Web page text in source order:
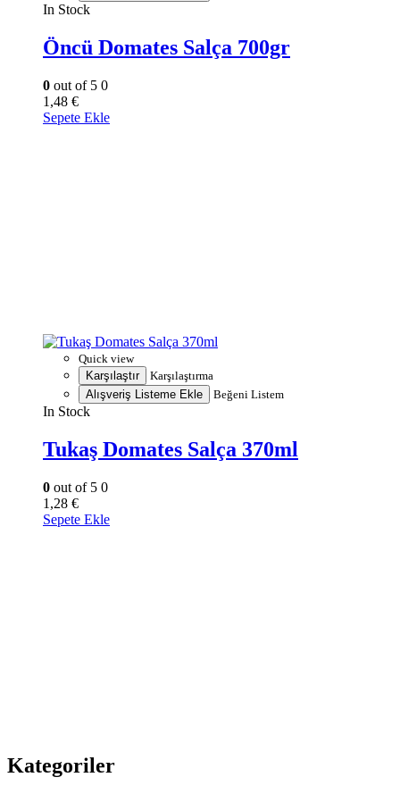
In Stock
Öncü Domates Salça 700gr
0 out of 5 0
1,48 €
Sepete Ekle
Quick view
Karşılaştır
Karşılaştırma
Alışveriş Listeme Ekle
Beğeni Listem
In Stock
Tukaş Domates Salça 370ml
0 out of 5 0
1,28 €
Sepete Ekle
Kategoriler